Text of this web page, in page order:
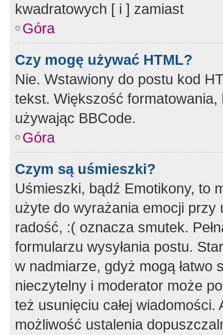
kwadratowych [ i ] zamiast
Góra
Czy mogę używać HTML?
Nie. Wstawiony do postu kod
tekst. Większość
używając BBCode.
Góra
Czym są uśmieszki?
Uśmieszki, bądź Emotikony, to
użyte do wyrażania emocji
radość, :( oznacza smutek.
formularzu wysyłania postu.
w nadmiarze, gdyż mogą
nieczytelny i moderator może
też usunięciu całej
możliwość ustalenia